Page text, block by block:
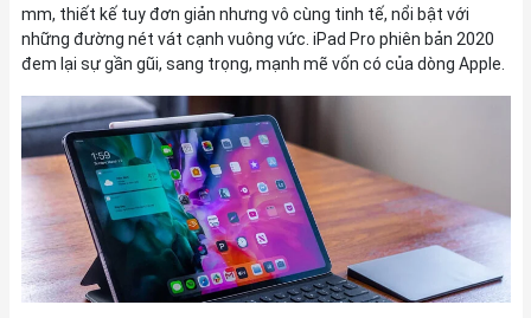
mm, thiết kế tuy đơn giản nhưng vô cùng tinh tế, nổi bật với
những đường nét vát cạnh vuông vức. iPad Pro phiên bản 2020
đem lại sự gần gũi, sang trọng, mạnh mẽ vốn có của dòng Apple.